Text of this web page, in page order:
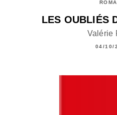
LES OUBLIÉS
Valérie
04/10/